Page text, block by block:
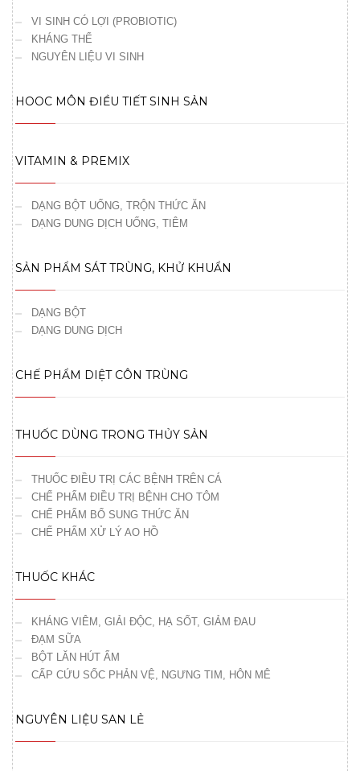
VI SINH CÓ LỢI (PROBIOTIC)
KHÁNG THỂ
NGUYÊN LIỆU VI SINH
HOOC MÔN ĐIỀU TIẾT SINH SẢN
VITAMIN & PREMIX
DẠNG BỘT UỐNG, TRỘN THỨC ĂN
DẠNG DUNG DỊCH UỐNG, TIÊM
SẢN PHẨM SÁT TRÙNG, KHỬ KHUẨN
DẠNG BỘT
DẠNG DUNG DỊCH
CHẾ PHẨM DIỆT CÔN TRÙNG
THUỐC DÙNG TRONG THỦY SẢN
THUỐC ĐIỀU TRỊ CÁC BỆNH TRÊN CÁ
CHẾ PHẨM ĐIỀU TRỊ BỆNH CHO TÔM
CHẾ PHẨM BỔ SUNG THỨC ĂN
CHẾ PHẨM XỬ LÝ AO HỒ
THUỐC KHÁC
KHÁNG VIÊM, GIẢI ĐỘC, HẠ SỐT, GIẢM ĐAU
ĐẠM SỮA
BỘT LĂN HÚT ẨM
CẤP CỨU SỐC PHẢN VỆ, NGƯNG TIM, HÔN MÊ
NGUYÊN LIỆU SAN LẺ